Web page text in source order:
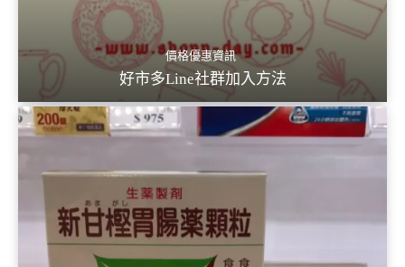
價格優惠資訊
好市多Line社群加入方法